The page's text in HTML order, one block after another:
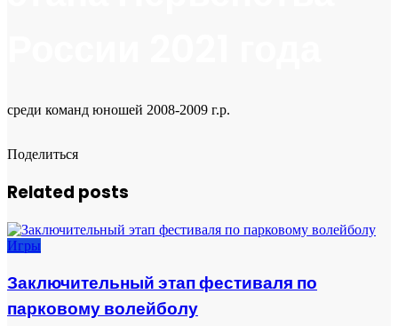
среди команд юношей 2008-2009 г.р.
Поделиться
Related posts
Игры
Заключительный этап фестиваля по
парковому волейболу